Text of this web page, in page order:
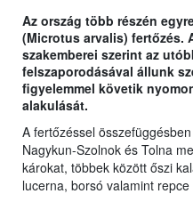
Az ország több részén
(Microtus arvalis) fertőzés.
szakemberei szerint az
felszaporodásával állunk
figyelemmel követik
alakulását.
A fertőzéssel
Nagykun-Szolnok és Tolna
károkat, többek között őszi
lucerna, borsó valamint